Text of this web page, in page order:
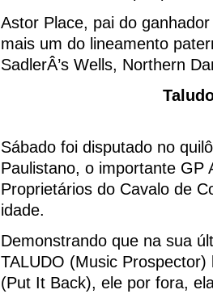
Astor Place, pai do
mais um do lineamento
SadlerÂ’s Wells, Northern
Sábado foi disputado no
Paulistano, o importante GP
Proprietários do Cavalo de
idade.
Demonstrando que na sua
TALUDO (Music
(Put It Back), ele por fora,